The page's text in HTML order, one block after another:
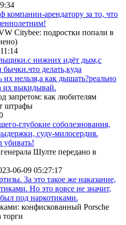
арендатору за то, что
Citybee: подростки попали в
нижних идёт дым,с
делать,куда
их нельзя,а как дышать?реально
их выкидывай.
запретом: как любителям
штрафы
глубокие соболезнования,
суду-милосердия.
убивать!
Шулте передано в
06-09 05:27:17
За это такое же наказание,
Но это вовсе не значит,
под наркотиками.
конфискованный Porsche
торги